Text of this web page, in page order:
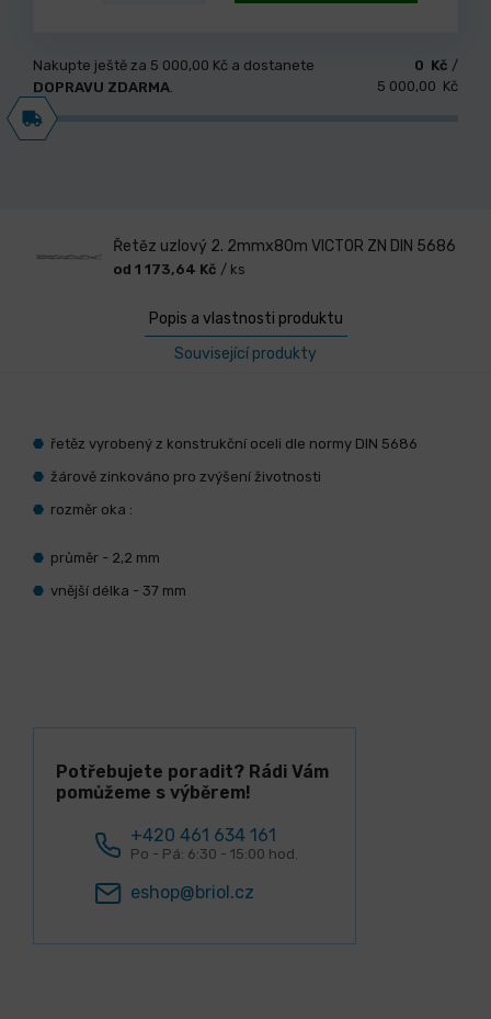
Nakupte ještě za 5 000,00 Kč a dostanete
DOPRAVU ZDARMA.
0 Kč /
5 000,00 Kč
Řetěz uzlový 2. 2mmx80m VICTOR ZN DIN 5686
od 1 173,64 Kč / ks
Popis a vlastnosti produktu
Související produkty
řetěz vyrobený z konstrukční oceli dle normy DIN 5686
žárově zinkováno pro zvýšení životnosti
rozměr oka :
průměr - 2,2 mm
vnější délka - 37 mm
Potřebujete poradit? Rádi Vám
pomůžeme s výběrem!
+420 461 634 161
Po - Pá: 6:30 - 15:00 hod.
eshop@briol.cz